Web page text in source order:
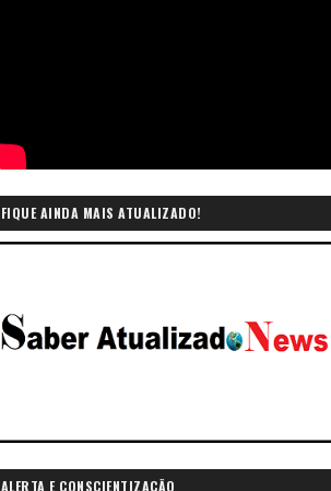
FIQUE AINDA MAIS ATUALIZADO!
ALERTA E CONSCIENTIZAÇÃO